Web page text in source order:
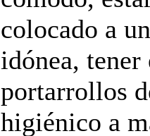
colocado a
idónea, tener
portarrollos
higiénico a